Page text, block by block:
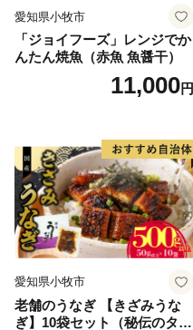
愛知県小牧市
「ジョイフーズ」レンジでか
んたん焼魚（赤魚 魚醤干）
11,000円
愛知県小牧市
老舗のうなぎ 【きざみうな
ぎ】10袋セット（秘伝のタレ